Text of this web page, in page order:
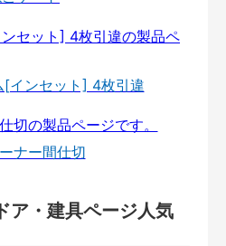
[インセット] 4枚引違
ナー間仕切
ア・建具ページ人気